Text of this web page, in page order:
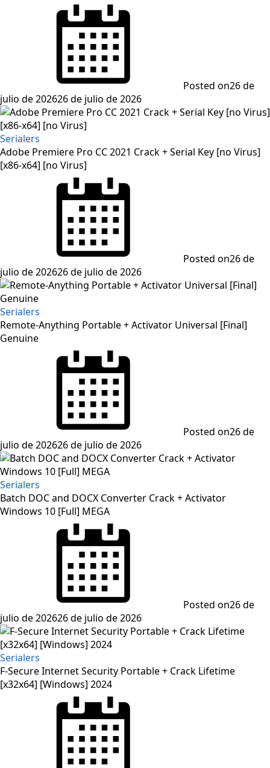
Posted on26 de
julio de 202626 de julio de 2026
Serialers
Adobe Premiere Pro CC 2021 Crack + Serial Key [no Virus]
[x86-x64] [no Virus]
Posted on26 de
julio de 202626 de julio de 2026
Serialers
Remote-Anything Portable + Activator Universal [Final]
Genuine
Posted on26 de
julio de 202626 de julio de 2026
Serialers
Batch DOC and DOCX Converter Crack + Activator
Windows 10 [Full] MEGA
Posted on26 de
julio de 202626 de julio de 2026
Serialers
F-Secure Internet Security Portable + Crack Lifetime
[x32x64] [Windows] 2024